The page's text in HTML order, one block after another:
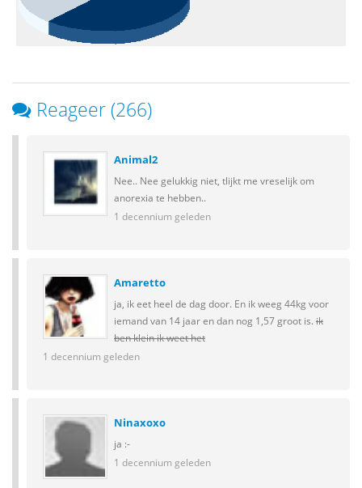
Reageer (266)
Animal2
Nee.. Nee gelukkig niet, tlijkt me vreselijk om
anorexia te hebben..
1 decennium geleden
Amaretto
ja, ik eet heel de dag door. En ik weeg 44kg voor
iemand van 14 jaar en dan nog 1,57 groot is. ik
ben klein ik weet het
1 decennium geleden
Ninaxoxo
ja :-
1 decennium geleden